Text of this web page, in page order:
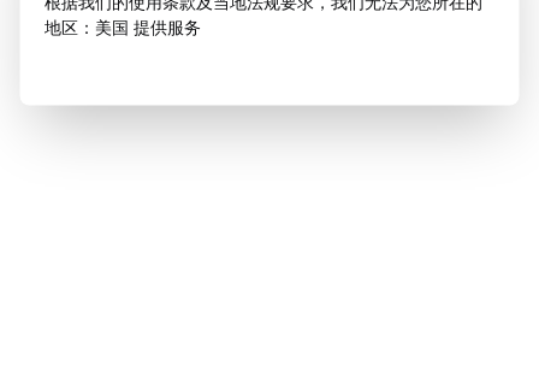
地区：美国 提供服务